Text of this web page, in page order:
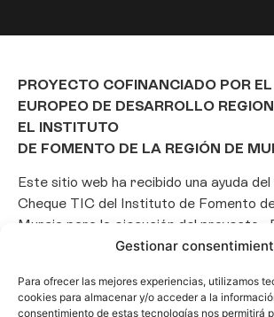
Gestionar
Para ofrecer las mejores experiencias, utilizamos
cookies para almacenar y/o acceder a la
consentimiento de estas tecnologías nos permitirá
PROYECTO COFINANCIADO POR
EUROPEO DE DESARROLLO
EL INSTITUTO
DE FOMENTO DE LA REGIÓN DE
Este sitio web ha recibido una ayuda
Cheque TIC del Instituto de Fomento
Murcia para la ejecución del proyecto
implantación de un Chatbot de
promover la transformación digital, la
de consultas y la optimización de la